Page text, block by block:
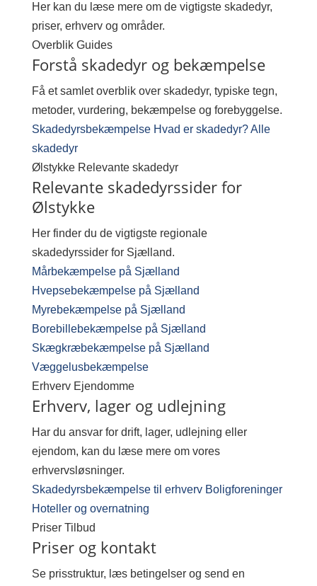
Her kan du læse mere om de vigtigste skadedyr,
priser, erhverv og områder.
Overblik Guides
Forstå skadedyr og bekæmpelse
Få et samlet overblik over skadedyr, typiske tegn,
metoder, vurdering, bekæmpelse og forebyggelse.
Skadedyrsbekæmpelse Hvad er skadedyr?Alle
skadedyr
Ølstykke Relevante skadedyr
Relevante skadedyrssider for
Ølstykke
Her finder du de vigtigste regionale
skadedyrssider for Sjælland.
Mårbekæmpelse på Sjælland
Hvepsebekæmpelse på Sjælland
Myrebekæmpelse på Sjælland
Borebillebekæmpelse på Sjælland
Skægkræbekæmpelse på Sjælland
Væggelusbekæmpelse
Erhverv Ejendomme
Erhverv, lager og udlejning
Har du ansvar for drift, lager, udlejning eller
ejendom, kan du læse mere om vores
erhvervsløsninger.
Skadedyrsbekæmpelse til erhverv Boligforeninger
Hoteller og overnatning
Priser Tilbud
Priser og kontakt
Se prisstruktur, læs betingelser og send en